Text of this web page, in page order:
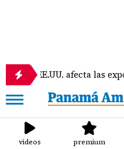
afecta las
videos premium